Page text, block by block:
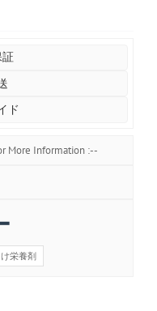
証
ド
More Information :--
栄養剤